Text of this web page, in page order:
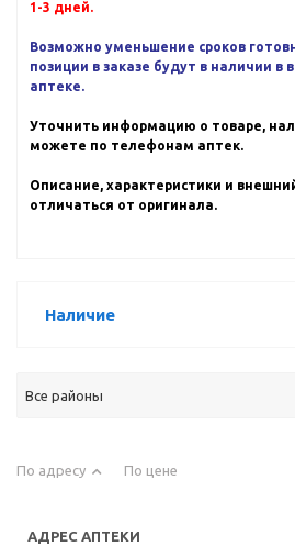
1-3 дней.
Возможно уменьшение сроков
позиции в заказе будут в наличии в
аптеке.
Уточнить информацию о товаре,
можете по телефонам аптек.
Описание, характеристики и
отличаться от оригинала.
Наличие
Все районы
По адресу По цене